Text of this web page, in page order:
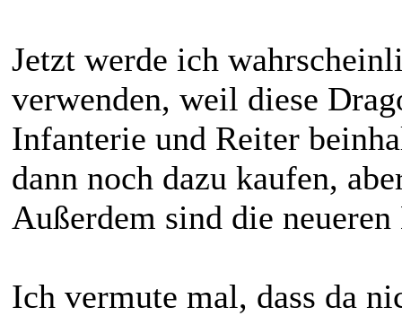
Jetzt werde ich
verwenden, weil diese
Infanterie und Reiter
dann noch dazu kaufen,
Außerdem sind die
Ich vermute mal, dass da